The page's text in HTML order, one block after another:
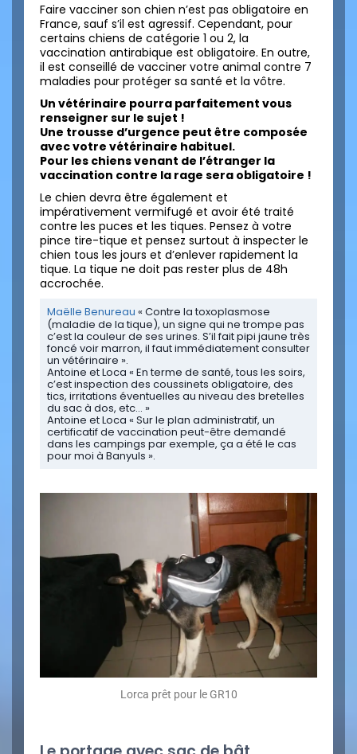
Faire vacciner son chien n’est pas obligatoire en
France, sauf s’il est agressif. Cependant, pour
certains chiens de catégorie 1 ou 2, la
vaccination antirabique est obligatoire. En outre,
il est conseillé de vacciner votre animal contre 7
maladies pour protéger sa santé et la vôtre.
Un vétérinaire pourra parfaitement vous
renseigner sur le sujet !
Une trousse d’urgence peut être composée
avec votre vétérinaire habituel.
Pour les chiens venant de l’étranger la
vaccination contre la rage sera obligatoire !
Le chien devra être également et
impérativement vermifugé et avoir été traité
contre les puces et les tiques. Pensez à votre
pince tire-tique et pensez surtout à inspecter le
chien tous les jours et d’enlever rapidement la
tique. La tique ne doit pas rester plus de 48h
accrochée.
Maëlle Benureau « Contre la toxoplasmose
(maladie de la tique), un signe qui ne trompe pas
c’est la couleur de ses urines. S’il fait pipi jaune très
foncé voir marron, il faut immédiatement consulter
un vétérinaire ».
Antoine et Loca « En terme de santé, tous les soirs,
c’est inspection des coussinets obligatoire, des
tics, irritations éventuelles au niveau des bretelles
du sac à dos, etc… »
Antoine et Loca « Sur le plan administratif, un
certificatif de vaccination peut-être demandé
dans les campings par exemple, ça a été le cas
pour moi à Banyuls ».
Lorca prêt pour le GR10